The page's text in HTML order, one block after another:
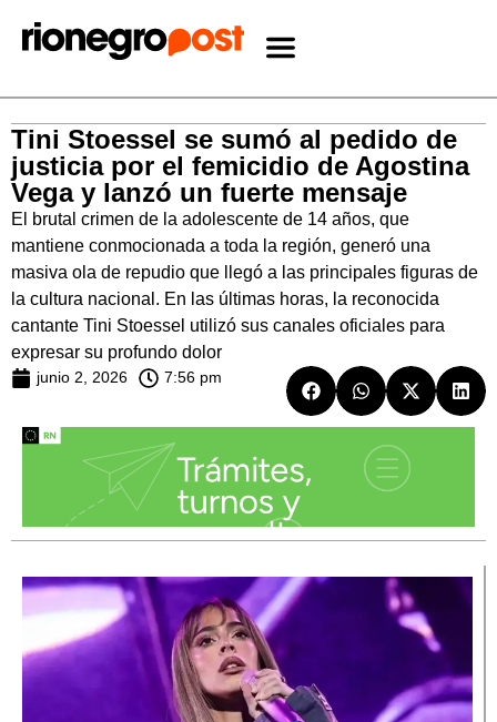
Tini Stoessel se sumó al pedido de
justicia por el femicidio de Agostina
Vega y lanzó un fuerte mensaje
El brutal crimen de la adolescente de 14 años, que
mantiene conmocionada a toda la región, generó una
masiva ola de repudio que llegó a las principales figuras de
la cultura nacional. En las últimas horas, la reconocida
cantante Tini Stoessel utilizó sus canales oficiales para
expresar su profundo dolor
junio 2, 2026 7:56 pm